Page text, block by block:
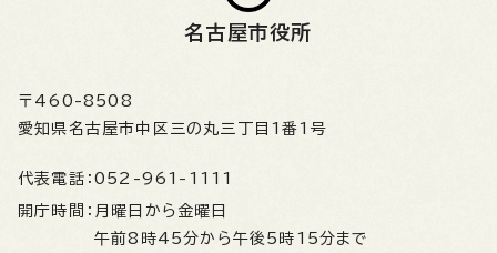
名古屋市役所
〒460-8508
愛知県名古屋市中区三の丸三丁目1番1号
代表電話： 052-961-1111
開庁時間： 月曜日から金曜日
午前8時45分から午後5時15分まで